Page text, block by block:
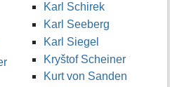
Karl Schirek
Karl Seeberg
Karl Siegel
Kryštof Scheiner
Kurt von Sanden